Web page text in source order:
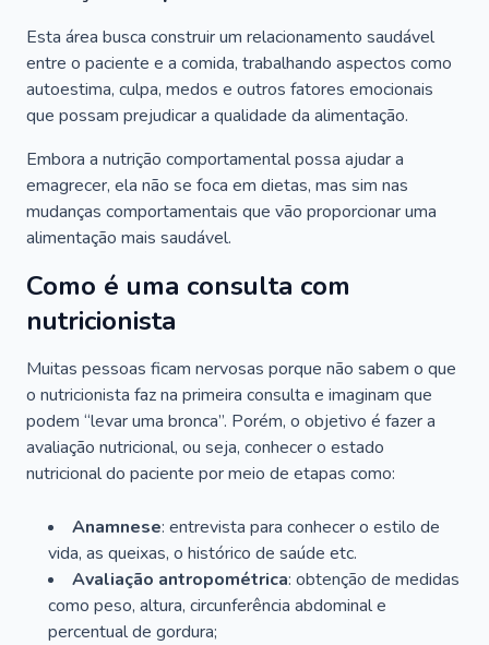
Esta área busca construir um relacionamento saudável
entre o paciente e a comida, trabalhando aspectos como
autoestima, culpa, medos e outros fatores emocionais
que possam prejudicar a qualidade da alimentação.
Embora a nutrição comportamental possa ajudar a
emagrecer, ela não se foca em dietas, mas sim nas
mudanças comportamentais que vão proporcionar uma
alimentação mais saudável.
Como é uma consulta com
nutricionista
Muitas pessoas ficam nervosas porque não sabem o que
o nutricionista faz na primeira consulta e imaginam que
podem “levar uma bronca”. Porém, o objetivo é fazer a
avaliação nutricional, ou seja, conhecer o estado
nutricional do paciente por meio de etapas como:
Anamnese: entrevista para conhecer o estilo de
vida, as queixas, o histórico de saúde etc.
Avaliação antropométrica: obtenção de medidas
como peso, altura, circunferência abdominal e
percentual de gordura;